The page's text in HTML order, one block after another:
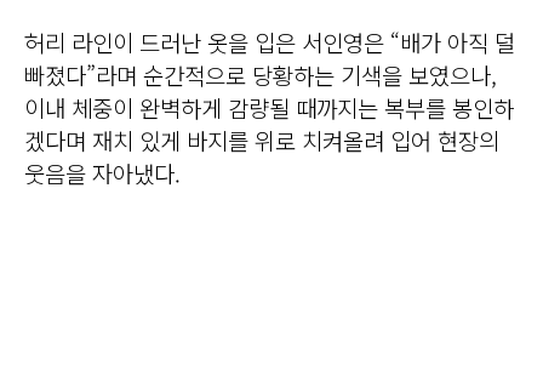
허리 라인이 드러난 옷을 입은 서인영은 “배가 아직 덜
빠졌다”라며 순간적으로 당황하는 기색을 보였으나,
이내 체중이 완벽하게 감량될 때까지는 복부를 봉인하
겠다며 재치 있게 바지를 위로 치켜올려 입어 현장의
웃음을 자아냈다.